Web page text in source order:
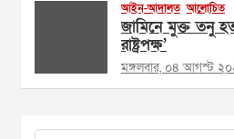
আইন-আদালত আলোচিত
জামিনে মুক্ত তনু
রাষ্ট্রপক্ষ’
মঙ্গলবার, ০৪ আগস্ট